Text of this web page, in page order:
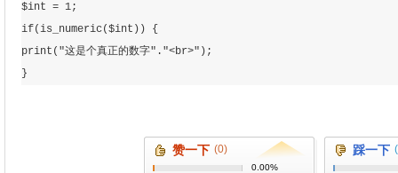
$int = 1;
if(is_numeric($int)) {
print("这是个真正的数字"."<br>");
}
赞一下 (0)
0.00%
踩一下